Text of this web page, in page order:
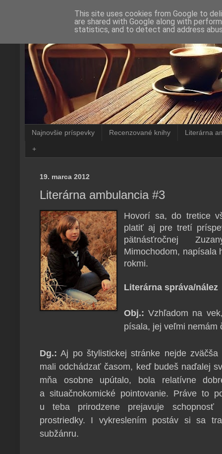
Najnovšie príspevky Recenzované knihy Literárna
+
19. marca 2012
Literárna ambulancia #3
Hovorí sa, do tretice
platiť aj pre tretí
pätnásťročnej
Mimochodom, napísala
rokmi.
Literárna správa/nález
Obj.:Vzhľadom na
písala, jej veľmi nemám
Dg.: Aj po štylistickej stránke nejde
mali odchádzať časom, keď budeš naďalej
mňa osobne upútalo, bola relatívne
a situačnokomické pointovanie. Práve to
u teba prirodzene prejavuje schopnosť
prostriedky. I vykreslením postáv si sa
subžánru.
This site uses cookies from Google to
are shared with Google along with
statistics, and to detect and address